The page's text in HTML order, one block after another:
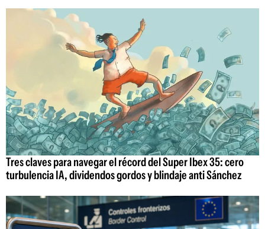
Tres claves para navegar el récord del Super Ibex 35: cero
turbulencia IA, dividendos gordos y blindaje anti Sánchez